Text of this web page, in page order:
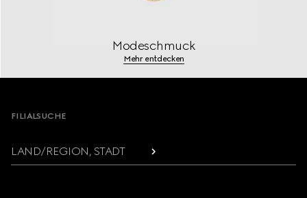
Modeschmuck
Mehr entdecken
Footer
FILIALSUCHE
LAND/REGION, STADT